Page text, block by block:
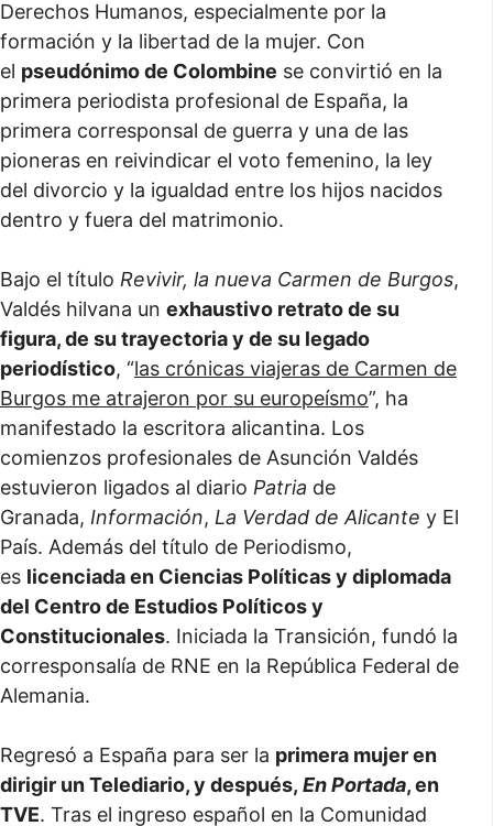
Derechos Humanos, especialmente por la
formación y la libertad de la mujer. Con
el pseudónimo de Colombine se convirtió en la
primera periodista profesional de España, la
primera corresponsal de guerra y una de las
pioneras en reivindicar el voto femenino, la ley
del divorcio y la igualdad entre los hijos nacidos
dentro y fuera del matrimonio.
Bajo el título Revivir, la nueva Carmen de Burgos,
Valdés hilvana un exhaustivo retrato de su
figura, de su trayectoria y de su legado
periodístico, “las crónicas viajeras de Carmen de
Burgos me atrajeron por su europeísmo”, ha
manifestado la escritora alicantina. Los
comienzos profesionales de Asunción Valdés
estuvieron ligados al diario Patria de
Granada, Información, La Verdad de Alicante y El
País. Además del título de Periodismo,
es licenciada en Ciencias Políticas y diplomada
del Centro de Estudios Políticos y
Constitucionales. Iniciada la Transición, fundó la
corresponsalía de RNE en la República Federal de
Alemania.
Regresó a España para ser la primera mujer en
dirigir un Telediario, y después, En Portada, en
TVE. Tras el ingreso español en la Comunidad